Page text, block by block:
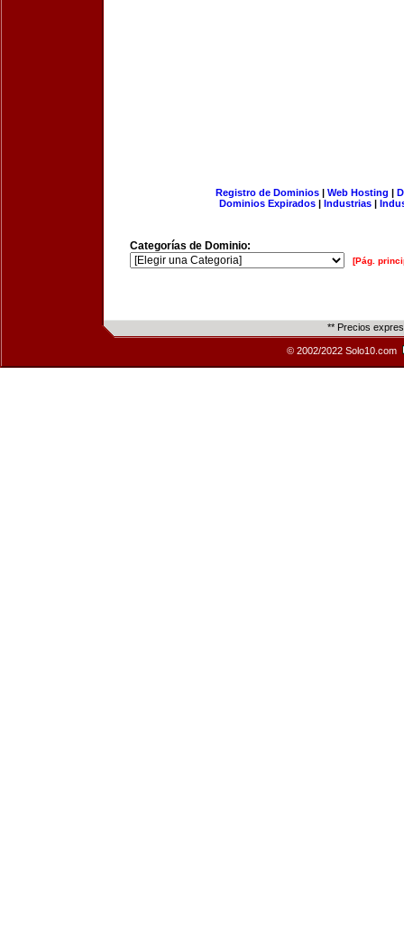
Registro de Dominios| Web Hosting |
Dominios Expirados | Industrias |
Categorías de Dominio:
[Pág.
** Precios
© 2002/2022 Solo10.com